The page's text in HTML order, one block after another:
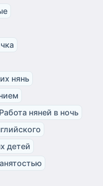
нянь
Работа няней в ночь
детей